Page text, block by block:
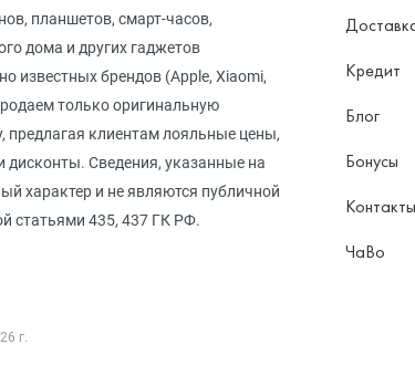
планшетов, смарт-часов,
дома и других гаджетов
известных брендов (Apple, Xiaomi,
только оригинальную
предлагая клиентам лояльные цены,
дисконты. Сведения, указанные на
характер и не являются публичной
статьями 435, 437 ГК РФ.
г.
Кредит
Блог
Бонусы
Контакты
ЧаВо